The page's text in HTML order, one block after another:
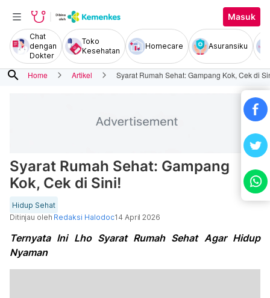
Masuk
Chat
dengan
Dokter
Toko
Kesehatan
Homecare Asuransiku
search Home Artikel Syarat Rumah Sehat: Gampang Kok, Cek di
Syarat Rumah Sehat: Gampang
Kok, Cek di Sini!
Hidup Sehat
Ditinjau oleh Redaksi Halodoc14 April 2026
Ternyata Ini Lho Syarat Rumah Sehat Agar Hidup
Nyaman